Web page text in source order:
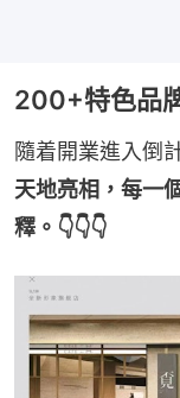
200+特色品
隨着開業進入倒
天地亮相，每一
釋。👇👇👇